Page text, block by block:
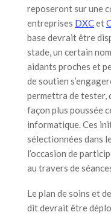
reposeront sur une
entreprises DXCet
base devrait être
stade, un certain
aidants proches et
de soutien
permettra de tester,
façon plus poussée
informatique. Ces
sélectionnées dans
l’occasion de
au travers de
Le plan de soins et
dit devrait être